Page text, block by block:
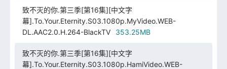
致不灭的你.第三季[第16集][中文字
幕].To.Your.Eternity.S03.1080p.MyVideo.WEB-
DL.AAC2.0.H.264-BlackTV
353.25MB
致不灭的你.第三季[第16集][中文字
幕].To.Your.Eternity.S03.1080p.HamiVideo.WEB-